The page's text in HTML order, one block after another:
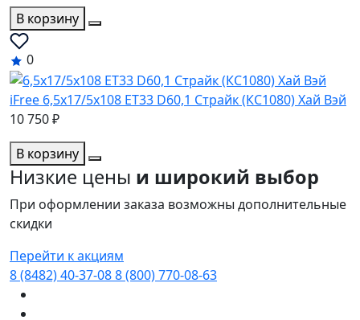
В корзину
0
iFree 6,5x17/5x108 ET33 D60,1 Страйк (КС1080) Хай Вэй
10 750 ₽
В корзину
Низкие цены и широкий выбор
При оформлении заказа возможны дополнительные
скидки
Перейти к акциям
8 (8482) 40-37-088 (800) 770-08-63